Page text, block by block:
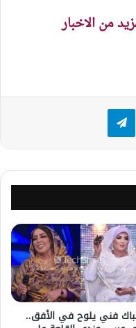
من الاخبار
تيلقرام
فني يلوح في الأفق..